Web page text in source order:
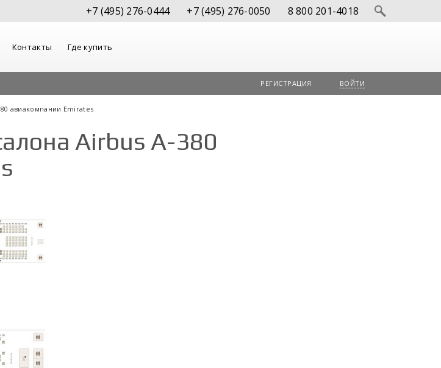
+7 (495) 276-0444 +7 (495) 276-0050 8 800 201-4018
Контакты Где купить
РЕГИСТРАЦИЯ ВОЙТИ
авиакомпании Emirates
Airbus A-380